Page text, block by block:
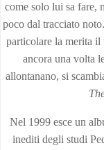
come solo lui sa fare,
poco dal tracciato
particolare la merita
ancora una volta
allontanano, si
Nel 1999 esce un
inediti degli studi